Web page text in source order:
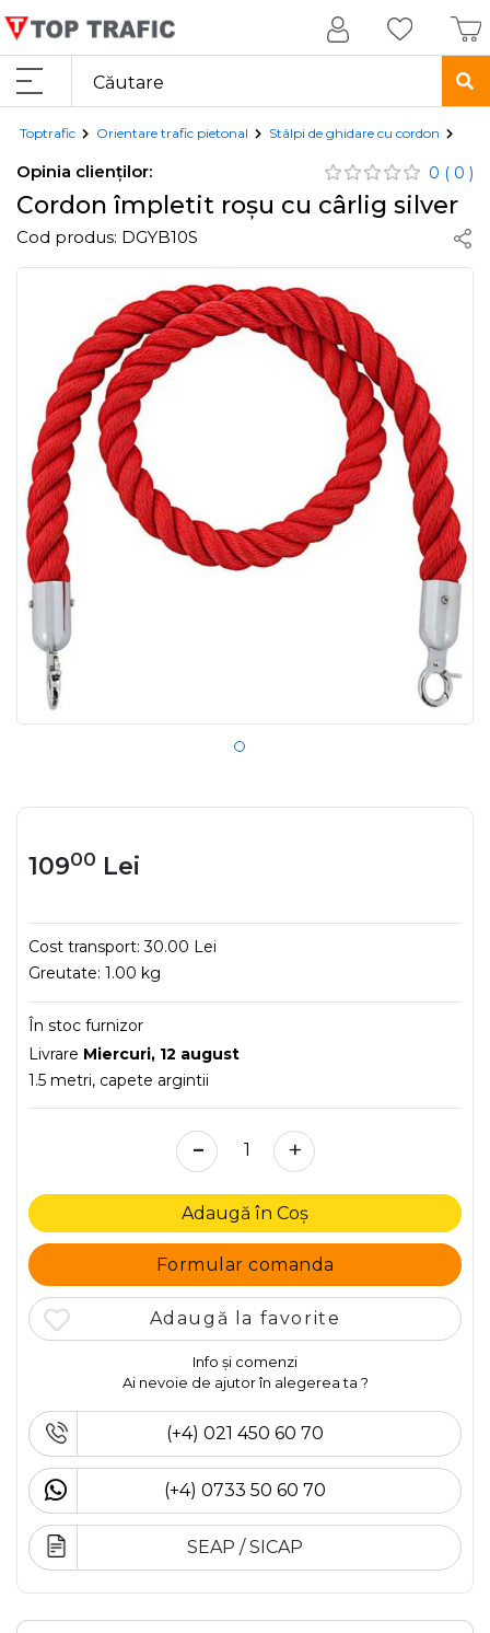
Toptrafic Orientare trafic pietonal Stâlpi de ghidare cu cordon
Opinia clienților: 0 ( 0 )
Cordon împletit roșu cu cârlig silver
Cod produs: DGYB10S
10900 Lei
Cost transport:30.00 Lei
Greutate: 1.00 kg
În stoc furnizor
Livrare Miercuri, 12 august
1.5 metri, capete argintii
- +
Adaugă în Coș
Formular comanda
Adaugă la favorite
Info și comenzi
Ai nevoie de ajutor în alegerea ta ?
(+4) 021 450 60 70
(+4) 0733 50 60 70
SEAP / SICAP